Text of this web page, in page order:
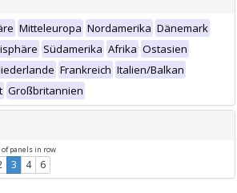
Mitteleuropa Nordamerika Dänemark
Südamerika Afrika Ostasien
Frankreich Italien/Balkan
Großbritannien
panels in row
3 4 6